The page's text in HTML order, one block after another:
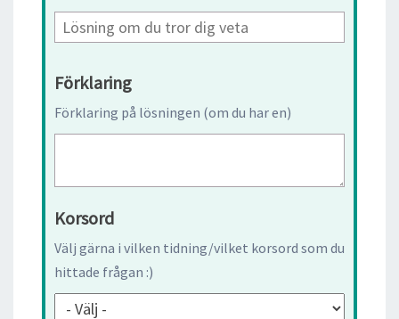
Förklaring
Förklaring på lösningen (om du har en)
Korsord
Välj gärna i vilken tidning/vilket korsord som du
hittade frågan :)